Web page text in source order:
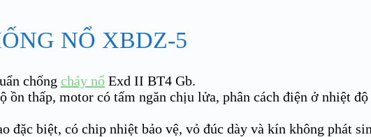
NỔ XBDZ-5
chống cháy nổ Exd II BT4 Gb.
thấp, motor có tấm ngăn chịu lửa, phân cách điện ở nhiệt
đặc biệt, có chip nhiệt bảo vệ, vỏ đúc dày và kín không phát